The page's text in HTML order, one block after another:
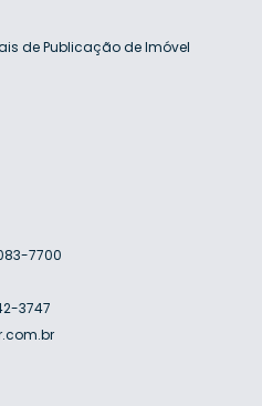
de Publicação de Imóvel
7700
3747